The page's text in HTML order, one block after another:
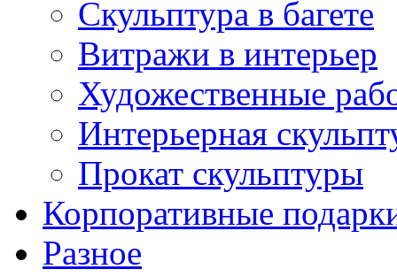
Скульптура в багете
Витражи в интерьер
Художественные
Интерьерная
Прокат скульптуры
Корпоративные
Разное